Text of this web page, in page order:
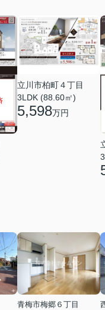
立川市柏町４丁目
3LDK (88.60㎡)
5,598万円
青梅市梅郷６丁目